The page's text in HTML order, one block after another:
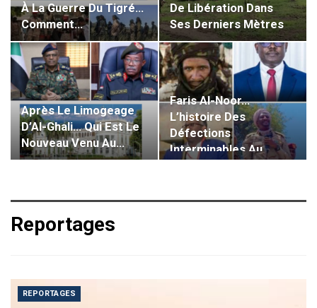
À La Guerre Du Tigré…
Comment…
De Libération Dans
Ses Derniers Mètres
Après Le Limogeage
D’Al-Ghali… Qui Est Le
Nouveau Venu Au…
Faris Al-Noor…
L’histoire Des
Défections
Interminables Au
Reportages
REPORTAGES